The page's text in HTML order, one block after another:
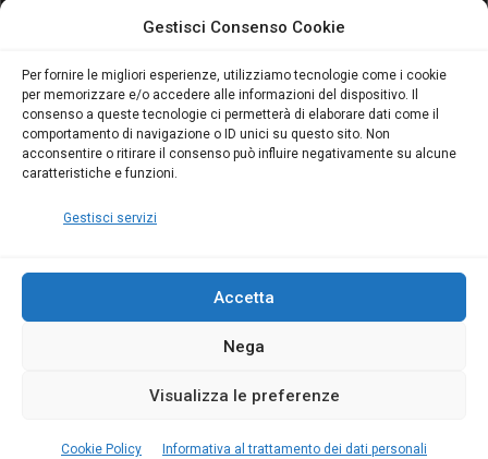
Gestisci Consenso Cookie
Per fornire le migliori esperienze, utilizziamo tecnologie come i cookie
per memorizzare e/o accedere alle informazioni del dispositivo. Il
consenso a queste tecnologie ci permetterà di elaborare dati come il
comportamento di navigazione o ID unici su questo sito. Non
acconsentire o ritirare il consenso può influire negativamente su alcune
caratteristiche e funzioni.
Gestisci servizi
Accetta
Nega
Visualizza le preferenze
Cookie Policy Informativa al trattamento dei dati personali
scopri il Corso Blumatica
scopri il Corso Blumatica
Blumaticasu
Coordinatore della
Sicurezza: cosa è
richiesto per abilitazione
e aggiornamento
Copyright Blumatica
MENU